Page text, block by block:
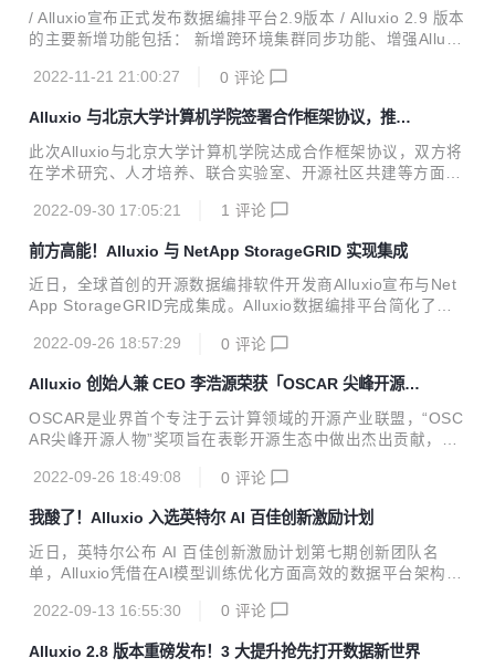
算机视觉、自然语言处理、大语言模型和高性能数据分析等下
一代数据密集型应用的发展。 为保持竞争力并在竞争中脱颖而
此过程中，...
/ Alluxio宣布正式发布数据编排平台2.9版本 / Alluxio 2.9 版本
的主要新增功能包括： 新增跨环境集群同步功能、增强Alluxi
验 2022年11月17日，全球首创的开源数据编排软件开发商All
9版本进一步强化了Alluxio作为计算引擎和存储系统中间层的
关键地位。新功能包括：增加跨环境集群同步功能，支持横向
扩展的多租户架构；显著改进在Kubernetes上部署的工具集
S...
2022-11-21 21:00:27 0 评论
Alluxio 与北京大学计算机学院签署合作框架协议，推动
产学研深度融合
此次Alluxio与北京大学计算机学院达成合作框架协议，双方将
在学术研究、人才培养、联合实验室、开源社区共建等方面展
室”。 刘譞哲表示，数字经济时代，数据作为重要生产要素，
通，而系统软件则是核心基础支撑。近年来，Alluxio发展非常
迅速，在云原生的数据编排和分布式文件系统方面建立了很好
的技术和应用积累，特别是在开源社区及其生态建设领域作出
了积极贡献，与北京大学系统软件团队的研究方向高度一致，
双方具有很好的合作基础。特别值得一提的是，Alluxio创始人
2022-09-30 17:05:21 1 评论
前方高能！Alluxio 与 NetApp StorageGRID 实现集成
近日，全球首创的开源数据编排软件开发商Alluxio宣布与Net
App StorageGRID完成集成。Alluxio数据编排平台简化了各
软件定义的可扩展的分布式数据对象存储，具有安全保护和灾
优化企业的资源投入，更好地打造超大规模现代数据平台。 大
型企业拥有大量具有复杂依赖关系的数据驱动型应用，以及跨
私有云、公有云、混合云或多云等多个区域的数据平台。Allux
关键问题： 数据存储和跨区域的数据访问。 ...
2022-09-26 18:57:29 0 评论
Alluxio 创始人兼 CEO 李浩源荣获「OSCAR 尖峰开源人
物」奖
OSCAR是业界首个专注于云计算领域的开源产业联盟，“OSC
AR尖峰开源人物”奖项旨在表彰开源生态中做出杰出贡献，并
源本科毕业于北京大学计算机系，随后在康奈尔大学攻读硕
立了Alluxio。 Alluxio自项目开源以来，已有超过来自300多个
组织机构的1200多位贡献者参与开发。目前，Alluxio的智能
数据分层和数据管理功能为金融服务、高科技、零售和电信等
代化数据服务的生产环境中得到验证，全球十大互联网公司中
2022-09-26 18:49:08 0 评论
我酸了！Alluxio 入选英特尔 AI 百佳创新激励计划
近日，英特尔公布 AI 百佳创新激励计划第七期创新团队名
单，Alluxio凭借在AI模型训练优化方面高效的数据平台架构，
涵盖大数据、智能制造、智慧零售、智慧城市、智慧金融、音
佳所加速的团队正式突破100家，具有里程碑式的意义。 英特
2022-09-13 16:55:30 0 评论
Alluxio 2.8 版本重磅发布！3 大提升抢先打开数据新世界